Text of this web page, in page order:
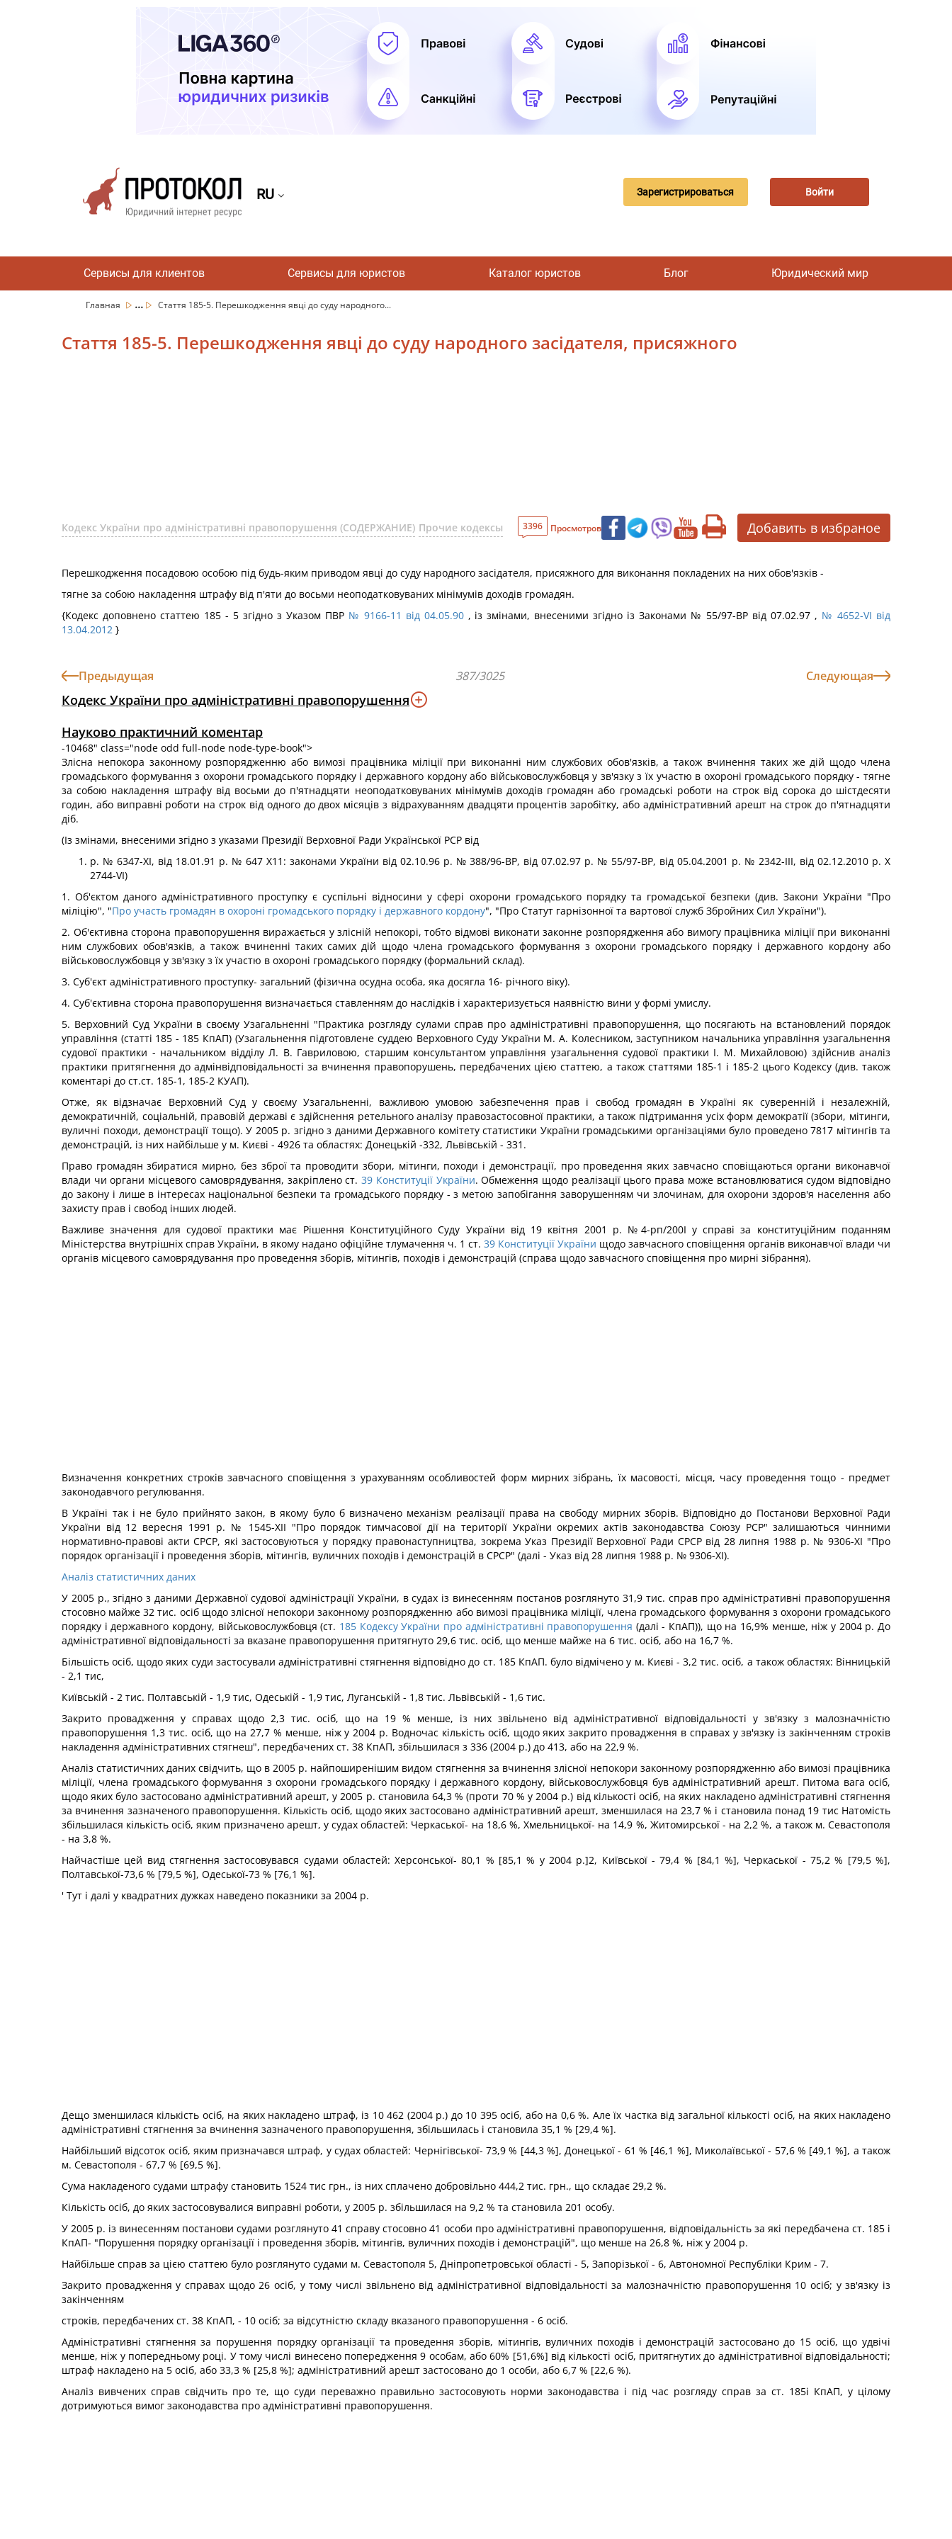
RU Зарегистрироваться Войти
Сервисы для клиентов Сервисы для юристов Каталог юристов Блог Юридический мир
Главная ... Стаття 185-5. Перешкодження явці до суду народного...
Стаття 185-5. Перешкодження явці до суду народного засідателя, присяжного
Кодекс України про адміністративні правопорушення (СОДЕРЖАНИЕ) Прочие кодексы 3396 Просмотров Добавить в избраное
Перешкодження посадовою особою під будь-яким приводом явці до суду народного засідателя, присяжного для виконання покладених на них обов'язків -
тягне за собою накладення штрафу від п'яти до восьми неоподатковуваних мінімумів доходів громадян.
{Кодекс доповнено статтею 185 - 5 згідно з Указом ПВР № 9166-11 від 04.05.90, із змінами, внесеними згідно із Законами № 55/97-ВР від 07.02.97 , № 4652-VI від
13.04.2012 }
Предыдущая 387/3025 Следующая
Кодекс України про адміністративні правопорушення
Науково практичний коментар
-10468" class="node odd full-node node-type-book">
Злісна непокора законному розпорядженню або вимозі працівника міліції при виконанні ним службових обов'язків, а також вчинення таких же дій щодо члена
громадського формування з охорони громадського порядку і державного кордону або військовослужбовця у зв'язку з їх участю в охороні громадського порядку - тягне
за собою накладення штрафу від восьми до п'ятнадцяти неоподатковуваних мінімумів доходів громадян або громадські роботи на строк від сорока до шістдесяти
годин, або виправні роботи на строк від одного до двох місяців з відрахуванням двадцяти процентів заробітку, або адміністративний арешт на строк до п'ятнадцяти
діб.
(Із змінами, внесеними згідно з указами Президії Верховної Ради Української PCP від
p. № 6347-ХІ, від 18.01.91 p. № 647 X11: законами України від 02.10.96 p. № 388/96-ВР, від 07.02.97 р. № 55/97-ВР, від 05.04.2001 р. № 2342-ІІІ, від 02.12.2010 р. X
2744-VI)
1. Об'єктом даного адміністративного проступку є суспільні відносини у сфері охорони громадського порядку та громадської безпеки (див. Закони України "Про
міліцію", "Про участь громадян в охороні громадського порядку і державного кордону", "Про Статут гарнізонної та вартової служб Збройних Сил України").
2. Об'єктивна сторона правопорушення виражається у злісній непокорі, тобто відмові виконати законне розпорядження або вимогу працівника міліції при виконанні
ним службових обов'язків, а також вчиненні таких самих дій щодо члена громадського формування з охорони громадського порядку і державного кордону або
військовослужбовця у зв'язку з їх участю в охороні громадського порядку (формальний склад).
3. Суб'єкт адміністративного проступку- загальний (фізична осудна особа, яка досягла 16- річного віку).
4. Суб'єктивна сторона правопорушення визначається ставленням до наслідків і характеризується наявністю вини у формі умислу.
5. Верховний Суд України в своєму Узагальненні "Практика розгляду сулами справ про адміністративні правопорушення, що посягають на встановлений порядок
управління (статті 185 - 185 КпАП) (Узагальнення підготовлене суддею Верховного Суду України М. А. Колесником, заступником начальника управління узагальнення
судової практики - начальником відділу Л. В. Гавриловою, старшим консультантом управління узагальнення судової практики І. М. Михайловою) здійснив аналіз
практики притягнення до адмінвідповідальності за вчинення правопорушень, передбачених цією статтею, а також статтями 185-1 і 185-2 цього Кодексу (див. також
коментарі до ст.ст. 185-1, 185-2 КУАП).
Отже, як відзначає Верховний Суд у своєму Узагальненні, важливою умовою забезпечення прав і свобод громадян в Україні як суверенній і незалежній,
демократичній, соціальній, правовій державі є здійснення ретельного аналізу правозастосовної практики, а також підтримання усіх форм демократії (збори, мітинги,
вуличні походи, демонстрації тощо). У 2005 р. згідно з даними Державного комітету статистики України громадськими організаціями було проведено 7817 мітингів та
демонстрацій, із них найбільше у м. Києві - 4926 та областях: Донецькій -332, Львівській - 331.
Право громадян збиратися мирно, без зброї та проводити збори, мітинги, походи і демонстрації, про проведення яких завчасно сповіщаються органи виконавчої
влади чи органи місцевого самоврядування, закріплено ст. 39 Конституції України. Обмеження щодо реалізації цього права може встановлюватися судом відповідно
до закону і лише в інтересах національної безпеки та громадського порядку - з метою запобігання заворушенням чи злочинам, для охорони здоров'я населення або
захисту прав і свобод інших людей.
Важливе значення для судової практики має Рішення Конституційного Суду України від 19 квітня 2001 р. №4-рп/200І у справі за конституційним поданням
Міністерства внутрішніх справ України, в якому надано офіційне тлумачення ч. 1 ст. 39 Конституції України щодо завчасного сповіщення органів виконавчої влади чи
органів місцевого самоврядування про проведення зборів, мітингів, походів і демонстрацій (справа щодо завчасного сповіщення про мирні зібрання).
Визначення конкретних строків завчасного сповіщення з урахуванням особливостей форм мирних зібрань, їх масовості, місця, часу проведення тощо - предмет
законодавчого регулювання.
В Україні так і не було прийнято закон, в якому було б визначено механізм реалізації права на свободу мирних зборів. Відповідно до Постанови Верховної Ради
України від 12 вересня 1991 p. № 1545-ХІІ "Про порядок тимчасової дії на території України окремих актів законодавства Союзу PCP" залишаються чинними
нормативно-правові акти СРСР, які застосовуються у порядку правонаступництва, зокрема Указ Президії Верховної Ради СРСР від 28 липня 1988 р. № 9306-ХІ "Про
порядок організації і проведення зборів, мітингів, вуличних походів і демонстрацій в СРСР" (далі - Указ від 28 липня 1988 р. № 9306-ХІ).
Аналіз статистичних даних
У 2005 p., згідно з даними Державної судової адміністрації України, в судах із винесенням постанов розглянуто 31,9 тис. справ про адміністративні правопорушення
стосовно майже 32 тис. осіб щодо злісної непокори законному розпорядженню або вимозі працівника міліції, члена громадського формування з охорони громадського
порядку і державного кордону, військовослужбовця (ст. 185 Кодексу України про адміністративні правопорушення (далі - КпАП)), що на 16,9% менше, ніж у 2004 р. До
адміністративної відповідальності за вказане правопорушення притягнуто 29,6 тис. осіб, що менше майже на 6 тис. осіб, або на 16,7 %.
Більшість осіб, щодо яких суди застосували адміністративні стягнення відповідно до ст. 185 КпАП. було відмічено у м. Києві - 3,2 тис. осіб, а також областях: Вінницькій
- 2,1 тис,
Київській - 2 тис. Полтавській - 1,9 тис, Одеській - 1,9 тис, Луганській - 1,8 тис. Львівській - 1,6 тис.
Закрито провадження у справах щодо 2,3 тис. осіб, що на 19 % менше, із них звільнено від адміністративної відповідальності у зв'язку з малозначністю
правопорушення 1,3 тис. осіб, що на 27,7 % менше, ніж у 2004 р. Водночас кількість осіб, щодо яких закрито провадження в справах у зв'язку із закінченням строків
накладення адміністративних стягнеш", передбачених ст. 38 КпАП, збільшилася з 336 (2004 р.) до 413, або на 22,9 %.
Аналіз статистичних даних свідчить, що в 2005 р. найпоширенішим видом стягнення за вчинення злісної непокори законному розпорядженню або вимозі працівника
міліції, члена громадського формування з охорони громадського порядку і державного кордону, військовослужбовця був адміністративний арешт. Питома вага осіб,
щодо яких було застосовано адміністративний арешт, у 2005 р. становила 64,3 % (проти 70 % у 2004 р.) від кількості осіб, на яких накладено адміністративні стягнення
за вчинення зазначеного правопорушення. Кількість осіб, щодо яких застосовано адміністративний арешт, зменшилася на 23,7 % і становила понад 19 тис Натомість
збільшилася кількість осіб, яким призначено арешт, у судах областей: Черкаської- на 18,6 %, Хмельницької- на 14,9 %, Житомирської - на 2,2 %, а також м. Севастополя
- на 3,8 %.
Найчастіше цей вид стягнення застосовувався судами областей: Херсонської- 80,1 % [85,1 % у 2004 р.]2, Київської - 79,4 % [84,1 %], Черкаської - 75,2 % [79,5 %],
Полтавської-73,6 % [79,5 %], Одеської-73 % [76,1 %].
' Тут і далі у квадратних дужках наведено показники за 2004 р.
Дещо зменшилася кількість осіб, на яких накладено штраф, із 10 462 (2004 р.) до 10 395 осіб, або на 0,6 %. Але їх частка від загальної кількості осіб, на яких накладено
адміністративні стягнення за вчинення зазначеного правопорушення, збільшилась і становила 35,1 % [29,4 %].
Найбільший відсоток осіб, яким призначався штраф, у судах областей: Чернігівської- 73,9 % [44,3 %], Донецької - 61 % [46,1 %], Миколаївської - 57,6 % [49,1 %], а також
м. Севастополя - 67,7 % [69,5 %].
Сума накладеного судами штрафу становить 1524 тис грн., із них сплачено добровільно 444,2 тис. грн., що складає 29,2 %.
Кількість осіб, до яких застосовувалися виправні роботи, у 2005 р. збільшилася на 9,2 % та становила 201 особу.
У 2005 р. із винесенням постанови судами розглянуто 41 справу стосовно 41 особи про адміністративні правопорушення, відповідальність за які передбачена ст. 185 і
КпАП- "Порушення порядку організації і проведення зборів, мітингів, вуличних походів і демонстрацій", що менше на 26,8 %, ніж у 2004 р.
Найбільше справ за цією статтею було розглянуто судами м. Севастополя 5, Дніпропетровської області - 5, Запорізької - 6, Автономної Республіки Крим - 7.
Закрито провадження у справах щодо 26 осіб, у тому числі звільнено від адміністративної відповідальності за малозначністю правопорушення 10 осіб; у зв'язку із
закінченням
строків, передбачених ст. 38 КпАП, - 10 осіб; за відсутністю складу вказаного правопорушення - 6 осіб.
Адміністративні стягнення за порушення порядку організації та проведення зборів, мітингів, вуличних походів і демонстрацій застосовано до 15 осіб, що удвічі
менше, ніж у попередньому році. У тому числі винесено попередження 9 особам, або 60% [51,6%] від кількості осіб, притягнутих до адміністративної відповідальності;
штраф накладено на 5 осіб, або 33,3 % [25,8 %]; адміністративний арешт застосовано до 1 особи, або 6,7 % [22,6 %).
Аналіз вивчених справ свідчить про те, що суди переважно правильно застосовують норми законодавства і під час розгляду справ за ст. 185і КпАП, у цілому
дотримуються вимог законодавства про адміністративні правопорушення.